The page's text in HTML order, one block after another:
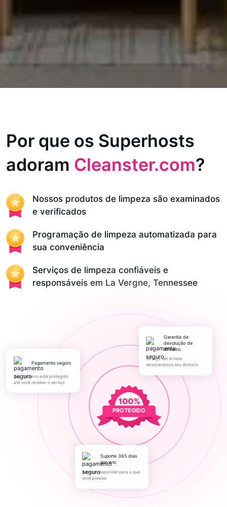
Por que os Superhosts
adoram Cleanster.com?
Nossos produtos de limpeza são examinados
e verificados
Programação de limpeza automatizada para
sua conveniência
Serviços de limpeza confiáveis e
responsáveis em La Vergne, Tennessee
PROTEGIDO
pagamento seguro
Seu dinheiro está protegido
até você receber o serviço
Garantia de
devolução de
dinheiro
Se algo der errado
devolveremos seu dinheiro
Suporte 365 dias
por ano
Sempre disponível para o que
você precisa